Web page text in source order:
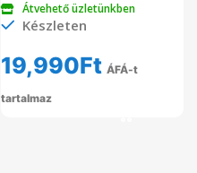
Átvehető üzletünkben
Készleten
19,990Ft ÁFÁ-t
tartalmaz